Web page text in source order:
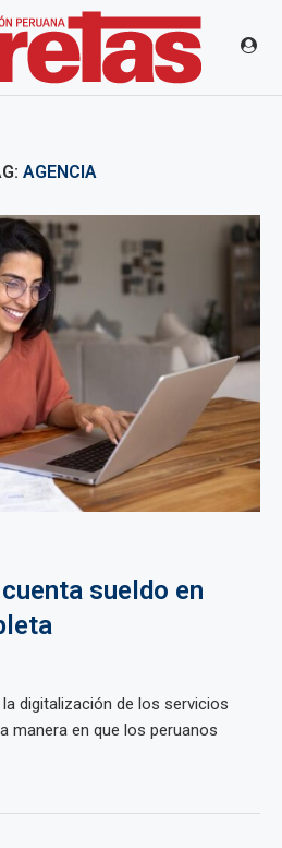
AGENCIA
sueldo en
digitalización de los servicios
manera en que los peruanos